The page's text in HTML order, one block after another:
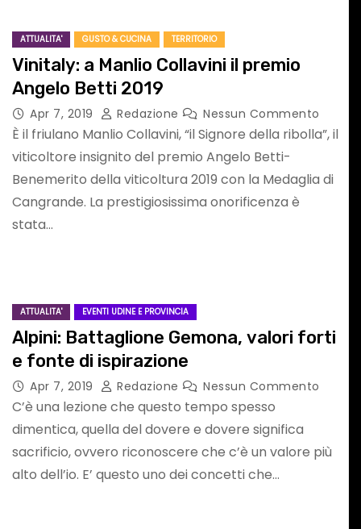
ATTUALITA' GUSTO & CUCINA TERRITORIO
Vinitaly: a Manlio Collavini il premio
Angelo Betti 2019
Apr 7, 2019 Redazione Nessun Commento
È il friulano Manlio Collavini, “il Signore della ribolla”, il
viticoltore insignito del premio Angelo Betti-
Benemerito della viticoltura 2019 con la Medaglia di
Cangrande. La prestigiosissima onorificenza è
stata…
ATTUALITA' EVENTI UDINE E PROVINCIA
Alpini: Battaglione Gemona, valori forti
e fonte di ispirazione
Apr 7, 2019 Redazione Nessun Commento
C’è una lezione che questo tempo spesso
dimentica, quella del dovere e dovere significa
sacrificio, ovvero riconoscere che c’è un valore più
alto dell’io. E’ questo uno dei concetti che…
con Stefano VIEZZI
Commento
ALLERTA SICCITÀ –
GORIZIA Agosto
2026 : Appello